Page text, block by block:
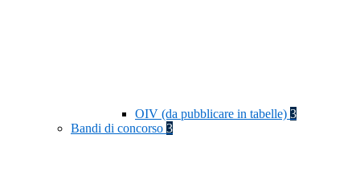
OIV (da pubblicare in tabelle) 3
Bandi di concorso 3